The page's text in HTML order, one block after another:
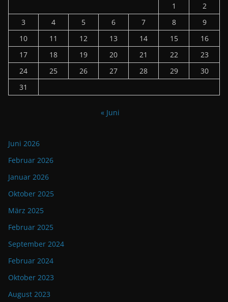
1
2
3
4 5 6 7 8
9
10
11 12 13 14 15
16
17
18 19 20 21 22
23
24
25 26 27 28 29
30
31
« Juni
Juni 2026
Februar 2026
Januar 2026
Oktober 2025
März 2025
Februar 2025
September 2024
Februar 2024
Oktober 2023
August 2023